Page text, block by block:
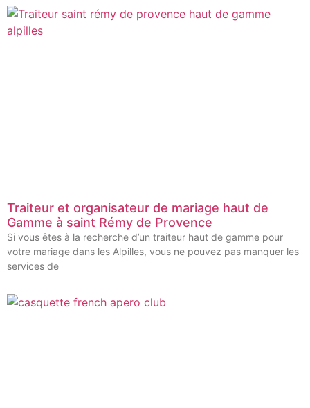
Traiteur et organisateur de mariage haut de
Gamme à saint Rémy de Provence
Si vous êtes à la recherche d’un traiteur haut de gamme pour
votre mariage dans les Alpilles, vous ne pouvez pas manquer les
services de